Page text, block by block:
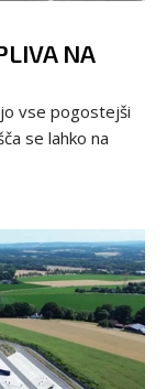
NA
vse pogostejši
se lahko na